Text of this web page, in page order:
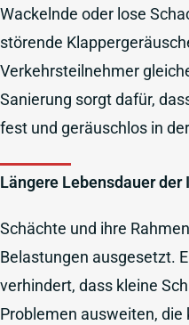
Wackelnde oder lose
störende
Verkehrsteilnehmer
Sanierung sorgt dafür,
fest und geräuschlos in
Längere Lebensdauer
Schächte und ihre
Belastungen ausgesetzt.
verhindert, dass kleine
Problemen ausweiten,